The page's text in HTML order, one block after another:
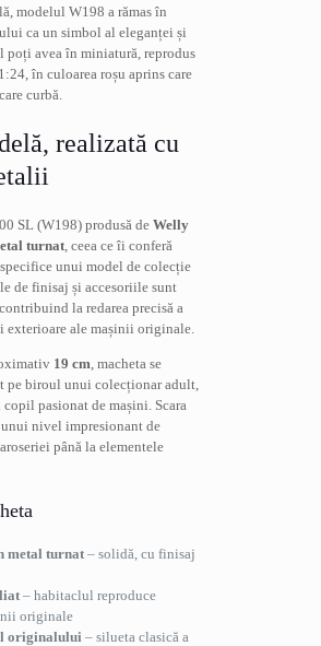
modelul W198 a rămas în
ca un simbol al eleganței și
poți avea în miniatură, reprodus
în culoarea roșu aprins care
curbă.
realizată cu
SL (W198) produsă deWelly
turnat , ceea ce îi conferă
unui model de colecție
de finisaj și accesoriile sunt
la redarea precisă a
ale mașinii originale.
19 cm , macheta se
pe biroul unui colecționar adult,
pasionat de mașini. Scara
unui nivel impresionant de
până la elementele
metal turnat – solidă, cu finisaj
– habitaclul reproduce
originale
originalului – silueta clasică a